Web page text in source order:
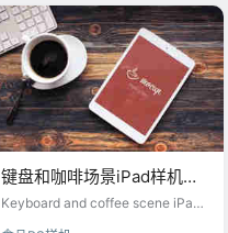
键盘和咖啡场景iPad样机
psd
Keyboard and coffee scene iPad